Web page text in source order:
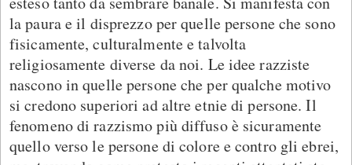
la paura e il disprezzo per quelle persone che sono
fisicamente, culturalmente e talvolta
religiosamente diverse da noi. Le idee razziste
nascono in quelle persone che per qualche motivo
si credono superiori ad altre etnie di persone. Il
fenomeno di razzismo più diffuso è sicuramente
quello verso le persone di colore e contro gli ebrei,